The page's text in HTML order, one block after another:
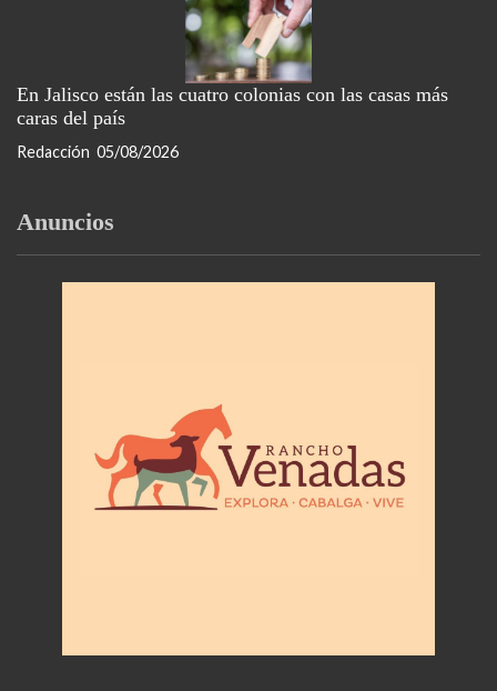
En Jalisco están las cuatro colonias con las casas más
caras del país
Redacción 05/08/2026
Anuncios